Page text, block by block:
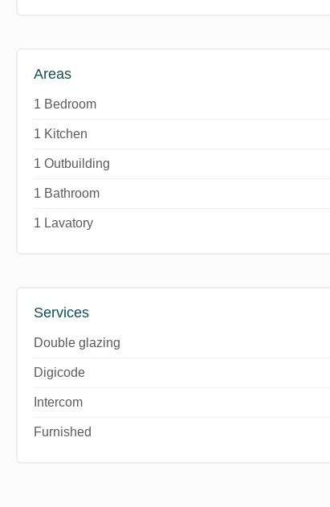
Areas
1 Bedroom
1 Kitchen
1 Outbuilding
1 Bathroom
1 Lavatory
Services
Double glazing
Digicode
Intercom
Furnished